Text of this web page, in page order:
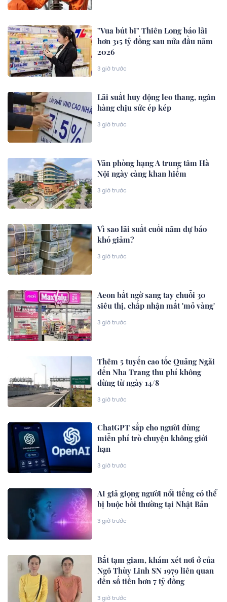
"Vua bút bi" Thiên Long báo lãi
hơn 315 tỷ đồng sau nửa đầu năm
2026
3 giờ trước
Lãi suất huy động leo thang, ngân
hàng chịu sức ép kép
3 giờ trước
Văn phòng hạng A trung tâm Hà
Nội ngày càng khan hiếm
3 giờ trước
Vì sao lãi suất cuối năm dự báo
khó giảm?
3 giờ trước
Aeon bất ngờ sang tay chuỗi 30
siêu thị, chấp nhận mất 'mỏ vàng'
3 giờ trước
Thêm 5 tuyến cao tốc Quảng Ngãi
đến Nha Trang thu phí không
dừng từ ngày 14/8
3 giờ trước
ChatGPT sắp cho người dùng
miễn phí trò chuyện không giới
hạn
3 giờ trước
AI giả giọng người nổi tiếng có thể
bị buộc bồi thường tại Nhật Bản
3 giờ trước
Bắt tạm giam, khám xét nơi ở của
Ngô Thùy Linh SN 1979 liên quan
đến số tiền hơn 7 tỷ đồng
3 giờ trước